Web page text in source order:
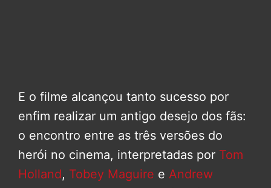
E o filme alcançou tanto sucesso por
enfim realizar um antigo desejo dos fãs:
o encontro entre as três versões do
herói no cinema, interpretadas por Tom
Holland, Tobey Maguire e Andrew